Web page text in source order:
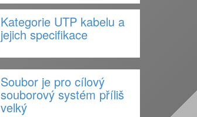
Kategorie UTP kabelu a
jejich specifikace
Soubor je pro cílový
souborový systém příliš
velký